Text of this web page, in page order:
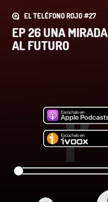
EL TELÉFONO ROJO #27
EP 26 UNA MIRADA
AL FUTURO